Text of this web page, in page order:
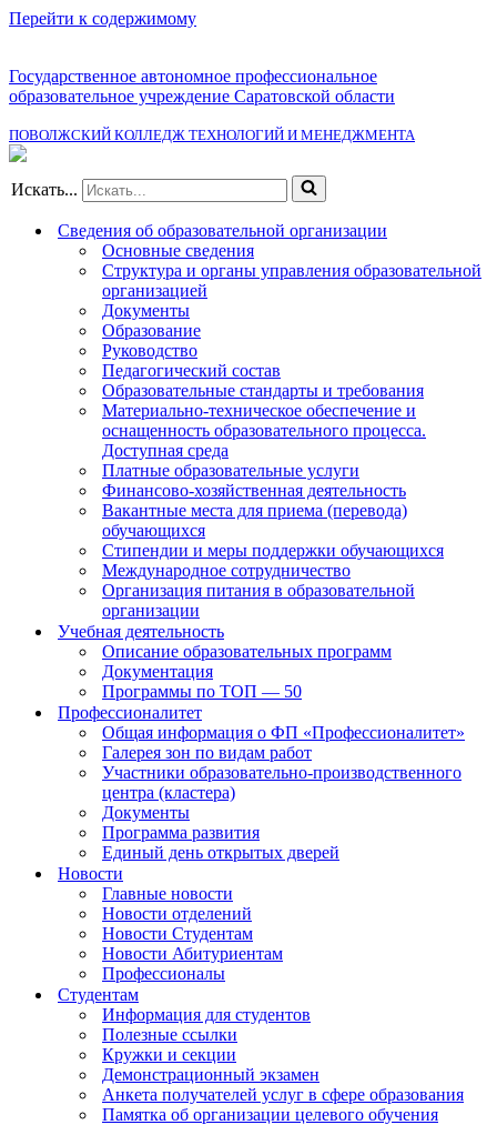
Перейти к содержимому
Государственное автономное профессиональное
образовательное учреждение Саратовской области
ПОВОЛЖСКИЙ КОЛЛЕДЖ ТЕХНОЛОГИЙ И МЕНЕДЖМЕНТА
Искать...
Сведения об образовательной организации
Основные сведения
Структура и органы управления образовательной
организацией
Документы
Образование
Руководство
Педагогический состав
Образовательные стандарты и требования
Материально-техническое обеспечение и
оснащенность образовательного процесса.
Доступная среда
Платные образовательные услуги
Финансово-хозяйственная деятельность
Вакантные места для приема (перевода)
обучающихся
Стипендии и меры поддержки обучающихся
Международное сотрудничество
Организация питания в образовательной
организации
Учебная деятельность
Описание образовательных программ
Документация
Программы по ТОП — 50
Профессионалитет
Общая информация о ФП «Профессионалитет»
Галерея зон по видам работ
Участники образовательно-производственного
центра (кластера)
Документы
Программа развития
Единый день открытых дверей
Новости
Главные новости
Новости отделений
Новости Студентам
Новости Абитуриентам
Профессионалы
Студентам
Информация для студентов
Полезные ссылки
Кружки и секции
Демонстрационный экзамен
Анкета получателей услуг в сфере образования
Памятка об организации целевого обучения